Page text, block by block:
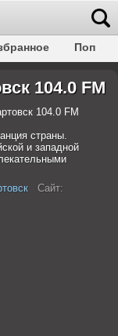
Поп
Фолк
104.0 FM
104.0 FM
страны.
и западной
Сайт: